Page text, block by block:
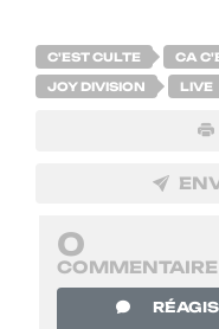
C'EST CULTE CA
JOY DIVISION LIVE
0
COMMENTAIRE